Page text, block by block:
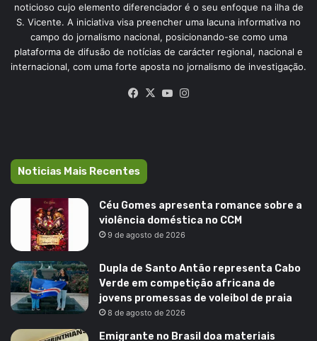
noticioso cujo elemento diferenciador é o seu enfoque na ilha de
S. Vicente. A iniciativa visa preencher uma lacuna informativa no
campo do jornalismo nacional, posicionando-se como uma
plataforma de difusão de notícias de carácter regional, nacional e
internacional, com uma forte aposta no jornalismo de investigação.
Facebook
X YouTube
Noticias Mais Recentes
Céu Gomes apresenta romance sobre a
violência doméstica no CCM
9 de agosto de 2026
Dupla de Santo Antão representa Cabo
Verde em competição africana de
jovens promessas de voleibol de praia
8 de agosto de 2026
Emigrante no Brasil doa materiais